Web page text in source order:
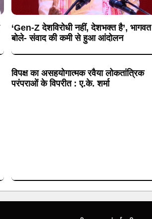
‘Gen-Z देशविरोधी नहीं, देशभक्त है’, भागवत
बोले- संवाद की कमी से हुआ आंदोलन
विपक्ष का असहयोगात्मक रवैया लोकतांत्रिक
परंपराओं के विपरीत : ए.के. शर्मा